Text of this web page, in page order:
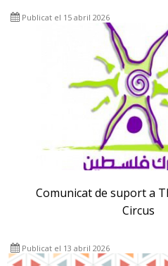
Publicat el 15 abril 2026
Comunicat de suport a
Circus
Publicat el 13 abril 2026